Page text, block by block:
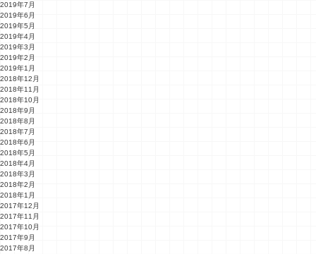
2019年7月
2019年6月
2019年5月
2019年4月
2019年3月
2019年2月
2019年1月
2018年12月
2018年11月
2018年10月
2018年9月
2018年8月
2018年7月
2018年6月
2018年5月
2018年4月
2018年3月
2018年2月
2018年1月
2017年12月
2017年11月
2017年10月
2017年9月
2017年8月